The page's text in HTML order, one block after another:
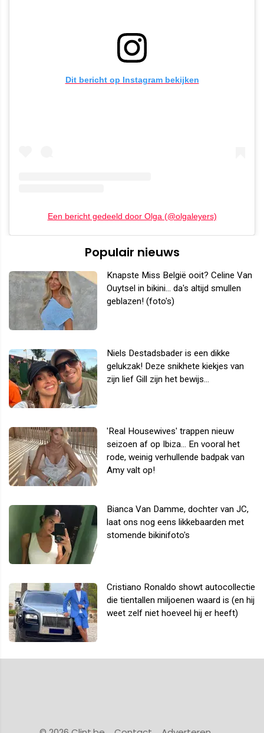
Dit bericht op Instagram bekijken
Een bericht gedeeld door Olga (@olgaleyers)
Populair nieuws
Knapste Miss België ooit? Celine Van
Ouytsel in bikini... da's altijd smullen
geblazen! (foto's)
Niels Destadsbader is een dikke
gelukzak! Deze snikhete kiekjes van
zijn lief Gill zijn het bewijs...
'Real Housewives' trappen nieuw
seizoen af op Ibiza... En vooral het
rode, weinig verhullende badpak van
Amy valt op!
Bianca Van Damme, dochter van JC,
laat ons nog eens likkebaarden met
stomende bikinifoto's
Cristiano Ronaldo showt autocollectie
die tientallen miljoenen waard is (en hij
weet zelf niet hoeveel hij er heeft)